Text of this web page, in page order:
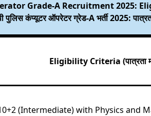
Grade-A Recruitment 2025:
पुलिस कंप्यूटर ऑपरेटर ग्रेड-A भर्ती 2025:
Eligibility Criteria (पात्रता
(Intermediate) with Physics and